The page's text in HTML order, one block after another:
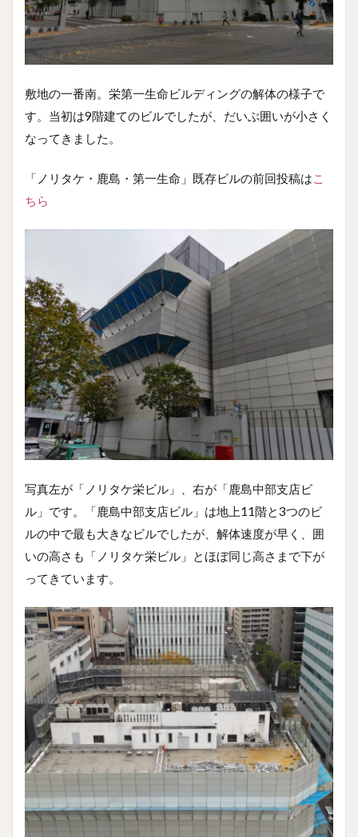
敷地の一番南。栄第一生命ビルディングの解体の様子で
す。当初は9階建てのビルでしたが、だいぶ囲いが小さく
なってきました。
「ノリタケ・鹿島・第一生命」既存ビルの前回投稿は こ
ちら
写真左が「ノリタケ栄ビル」、右が「鹿島中部支店ビ
ル」です。「鹿島中部支店ビル」は地上11階と3つのビ
ルの中で最も大きなビルでしたが、解体速度が早く、囲
いの高さも「ノリタケ栄ビル」とほぼ同じ高さまで下が
ってきています。